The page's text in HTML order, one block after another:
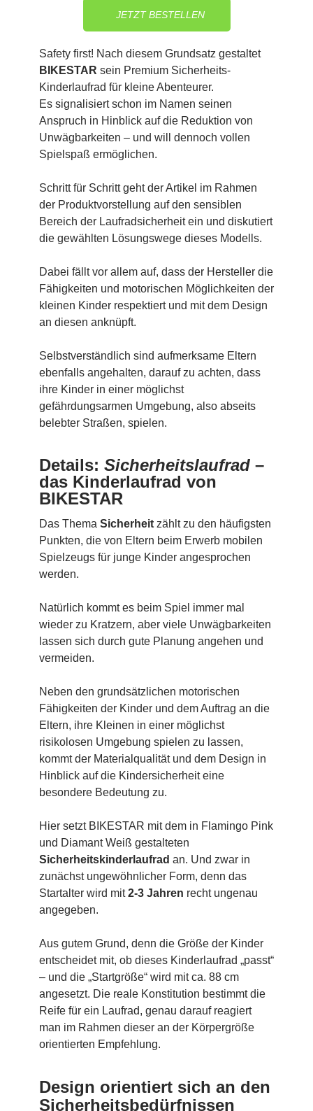
JETZT BESTELLEN
Safety first! Nach diesem Grundsatz gestaltet
BIKESTAR sein Premium Sicherheits-
Kinderlaufrad für kleine Abenteurer.
Es signalisiert schon im Namen seinen
Anspruch in Hinblick auf die Reduktion von
Unwägbarkeiten – und will dennoch vollen
Spielspaß ermöglichen.
Schritt für Schritt geht der Artikel im Rahmen
der Produktvorstellung auf den sensiblen
Bereich der Laufradsicherheit ein und diskutiert
die gewählten Lösungswege dieses Modells.
Dabei fällt vor allem auf, dass der Hersteller die
Fähigkeiten und motorischen Möglichkeiten der
kleinen Kinder respektiert und mit dem Design
an diesen anknüpft.
Selbstverständlich sind aufmerksame Eltern
ebenfalls angehalten, darauf zu achten, dass
ihre Kinder in einer möglichst
gefährdungsarmen Umgebung, also abseits
belebter Straßen, spielen.
Details: Sicherheitslaufrad –
das Kinderlaufrad von
BIKESTAR
Das Thema Sicherheit zählt zu den häufigsten
Punkten, die von Eltern beim Erwerb mobilen
Spielzeugs für junge Kinder angesprochen
werden.
Natürlich kommt es beim Spiel immer mal
wieder zu Kratzern, aber viele Unwägbarkeiten
lassen sich durch gute Planung angehen und
vermeiden.
Neben den grundsätzlichen motorischen
Fähigkeiten der Kinder und dem Auftrag an die
Eltern, ihre Kleinen in einer möglichst
risikolosen Umgebung spielen zu lassen,
kommt der Materialqualität und dem Design in
Hinblick auf die Kindersicherheit eine
besondere Bedeutung zu.
Hier setzt BIKESTAR mit dem in Flamingo Pink
und Diamant Weiß gestalteten
Sicherheitskinderlaufrad an. Und zwar in
zunächst ungewöhnlicher Form, denn das
Startalter wird mit2-3 Jahren recht ungenau
angegeben.
Aus gutem Grund, denn die Größe der Kinder
entscheidet mit, ob dieses Kinderlaufrad „passt“
– und die „Startgröße“ wird mit ca. 88 cm
angesetzt. Die reale Konstitution bestimmt die
Reife für ein Laufrad, genau darauf reagiert
man im Rahmen dieser an der Körpergröße
orientierten Empfehlung.
Design orientiert sich an den
Sicherheitsbedürfnissen